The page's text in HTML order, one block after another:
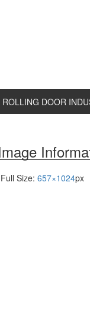
ROLLING DOOR
Full Size: 657×1024px